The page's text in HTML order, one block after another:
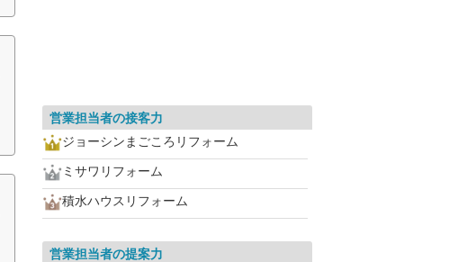
営業担当者の接客力
ジョーシンまごころリフォーム
ミサワリフォーム
積水ハウスリフォーム
営業担当者の提案力